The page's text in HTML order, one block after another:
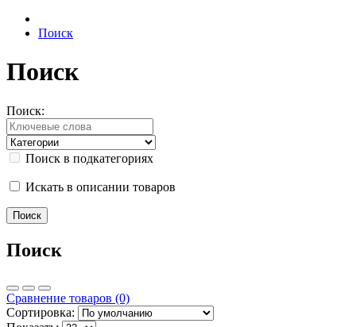
Поиск
Поиск
Поиск:
Поиск в подкатегориях
Искать в описании товаров
Поиск
Сравнение товаров (0)
Сортировка: